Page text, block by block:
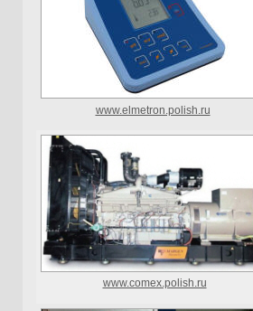
www.elmetron.polish.ru
www.comex.polish.ru